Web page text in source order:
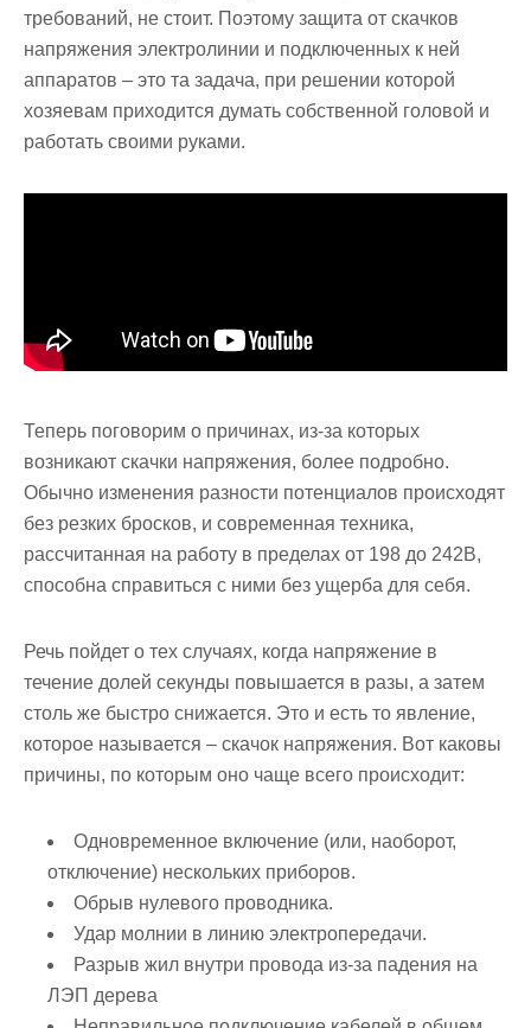
требований, не стоит. Поэтому защита от скачков
напряжения электролинии и подключенных к ней
аппаратов – это та задача, при решении которой
хозяевам приходится думать собственной головой и
работать своими руками.
Теперь поговорим о причинах, из-за которых
возникают скачки напряжения, более подробно.
Обычно изменения разности потенциалов происходят
без резких бросков, и современная техника,
рассчитанная на работу в пределах от 198 до 242В,
способна справиться с ними без ущерба для себя.
Речь пойдет о тех случаях, когда напряжение в
течение долей секунды повышается в разы, а затем
столь же быстро снижается. Это и есть то явление,
которое называется – скачок напряжения. Вот каковы
причины, по которым оно чаще всего происходит:
Одновременное включение (или, наоборот,
отключение) нескольких приборов.
Обрыв нулевого проводника.
Удар молнии в линию электропередачи.
Разрыв жил внутри провода из-за падения на
ЛЭП дерева